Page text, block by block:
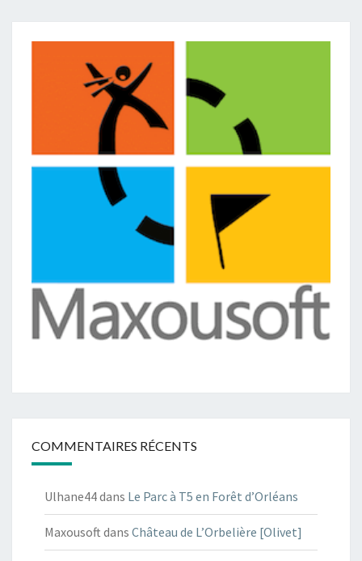
COMMENTAIRES RÉCENTS
Ulhane44dans Le Parc à T5 en Forêt d’Orléans
Maxousoft dans Château de L’Orbelière [Olivet]